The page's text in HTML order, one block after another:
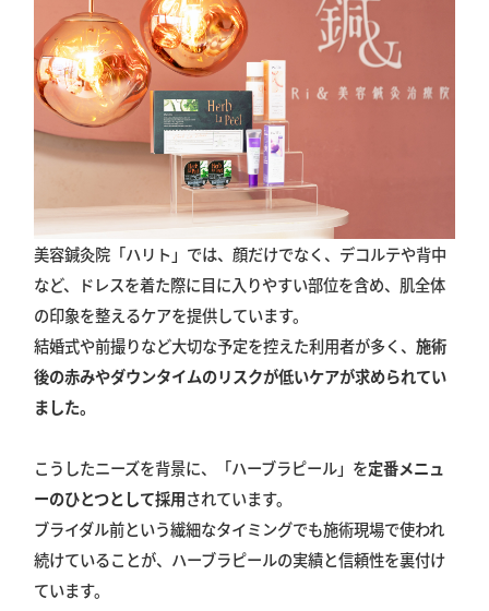
美容鍼灸院「ハリト」では、顔だけでなく、デコルテや背中
など、ドレスを着た際に目に入りやすい部位を含め、肌全体
の印象を整えるケアを提供しています。
結婚式や前撮りなど大切な予定を控えた利用者が多く、施術
後の赤みやダウンタイムのリスクが低いケアが求められてい
ました。
こうしたニーズを背景に、「ハーブラピール」を定番メニュ
ーのひとつとして採用されています。
ブライダル前という繊細なタイミングでも施術現場で使われ
続けていることが、ハーブラピールの実績と信頼性を裏付け
ています。